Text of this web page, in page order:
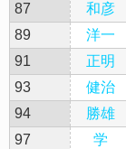
87
和彦
89
洋一
91
正明
93
健治
94
勝雄
97
学